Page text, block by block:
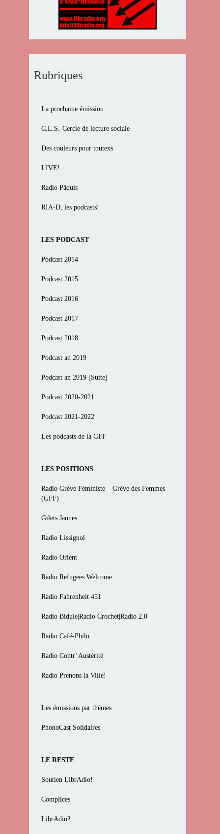
Rubriques
La prochaine émission
C.L.S.-Cercle de lecture sociale
Des couleurs pour toutexs
LIVE!
Radio Pâquis
RIA-D, les podcasts!
LES PODCAST
Podcast 2014
Podcast 2015
Podcast 2016
Podcast 2017
Podcast 2018
Podcast an 2019
Podcast an 2019 [Suite]
Podcast 2020-2021
Podcast 2021-2022
Les podcasts de la GFF
LES POSITIONS
Radio Grève Féministe – Grève des Femmes
(GFF)
Gilets Jaunes
Radio Lissignol
Radio Orient
Radio Refugees Welcome
Radio Fahrenheit 451
Radio Bidule|Radio Crochet|Radio 2.0
Radio Café-Philo
Radio Contr’Austérité
Radio Prenons la Ville!
Les émissions par thèmes
PhonoCast Solidaires
LE RESTE
Soutien LibrAdio!
Complices
LibrAdio?